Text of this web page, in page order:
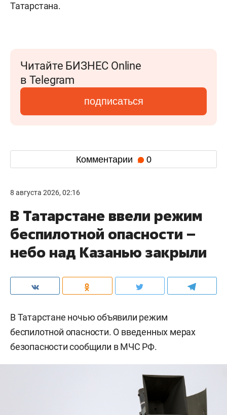
Татарстана.
Читайте БИЗНЕС Online
в Telegram
подписаться
Комментарии 0
8 августа 2026, 02:16
В Татарстане ввели режим
беспилотной опасности –
небо над Казанью закрыли
В Татарстане ночью объявили режим
беспилотной опасности. О введенных мерах
безопасности сообщили в МЧС РФ.